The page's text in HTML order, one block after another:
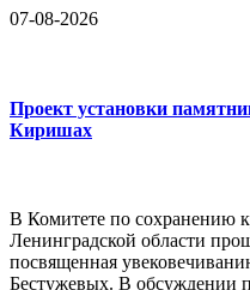
07-08-2026
Проект установки
Киришах
В Комитете по сохранению
Ленинградской области
посвященная
Бестужевых. В обсуждении